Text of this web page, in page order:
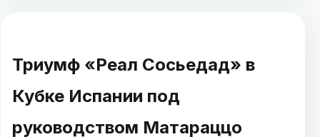
Триумф «Реал Сосьедад» в
Кубке Испании под
руководством Матараццо